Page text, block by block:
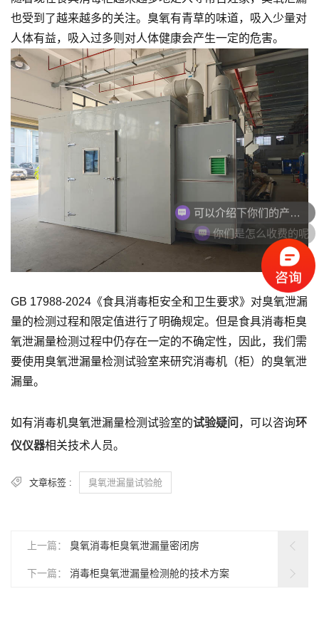
也受到了越来越多的关注。臭氧有青草的味道，吸入少量对
人体有益，吸入过多则对人体健康会产生一定的危害。
GB 17988-2024《食具消毒柜安全和卫生要求》对臭氧泄漏
量的检测过程和限定值进行了明确规定。但是食具消毒柜臭
氧泄漏量检测过程中仍存在一定的不确定性，因此，我们需
要使用臭氧泄漏量检测试验室来研究消毒机（柜）的臭氧泄
漏量。
如有消毒机臭氧泄漏量检测试验室的试验疑问 ，可以咨询环
仪仪器相关技术人员。
文章标签 : 臭氧泄漏量试验舱
上一篇： 臭氧消毒柜臭氧泄漏量密闭房
下一篇： 消毒柜臭氧泄漏量检测舱的技术方案
你们是怎么收费的呢